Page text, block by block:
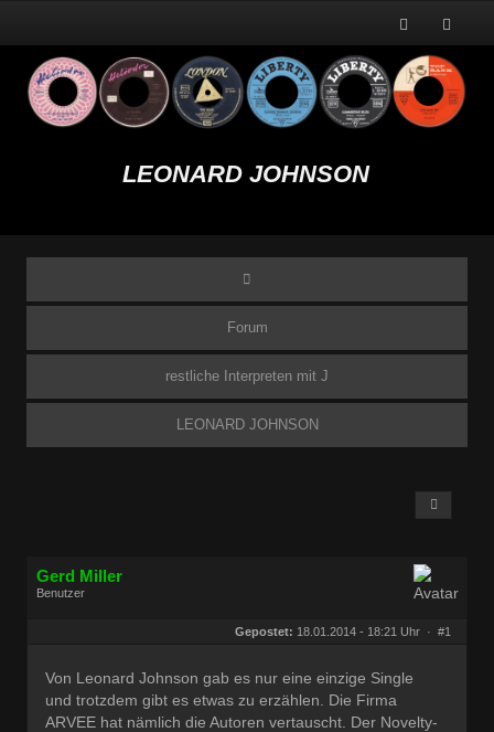
LEONARD JOHNSON
Forum
restliche Interpreten mit J
LEONARD JOHNSON
Gerd Miller
Benutzer
Gepostet: 18.01.2014 - 18:21 Uhr · #1
Von Leonard Johnson gab es nur eine einzige Single
und trotzdem gibt es etwas zu erzählen. Die Firma
ARVEE hat nämlich die Autoren vertauscht. Der Novelty-